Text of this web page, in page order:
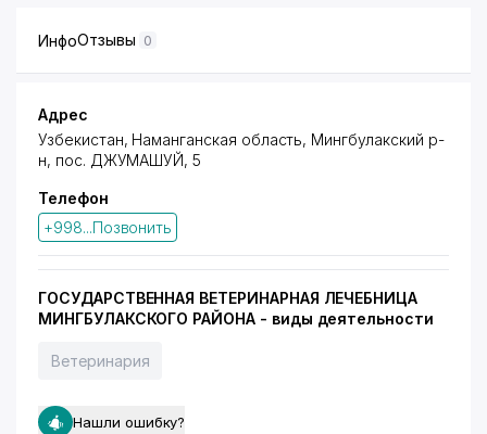
ИнфоОтзывы 0
Адрес
Узбекистан, Наманганская область, Мингбулакский р-
н, пос. ДЖУМАШУЙ, 5
Телефон
+998...Позвонить
ГОСУДАРСТВЕННАЯ ВЕТЕРИНАРНАЯ ЛЕЧЕБНИЦА
МИНГБУЛАКСКОГО РАЙОНА - виды деятельности
Ветеринария
Нашли ошибку?